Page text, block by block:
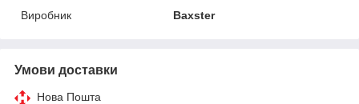
Виробник
Baxster
Умови доставки
Нова Пошта